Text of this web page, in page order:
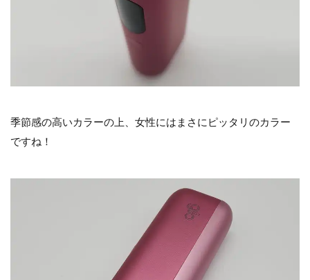
季節感の高いカラーの上、女性にはまさにピッタリのカラー
ですね！